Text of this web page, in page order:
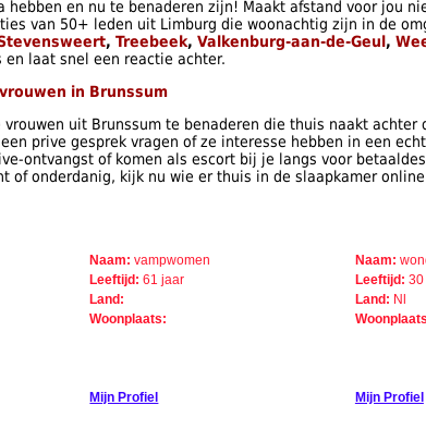
hebben en nu te benaderen zijn! Maakt afstand voor jou
van 50+ leden uit Limburg die woonachtig zijn in de
, Treebeek, Valkenburg-aan-de-Geul,
laat snel een reactie achter.
in Brunssum
uit Brunssum te benaderen die thuis naakt
prive gesprek vragen of ze interesse hebben in een
ontvangst of komen als escort bij je langs voor
of onderdanig, kijk nu wie er thuis in de slaapkamer
Naam: vampwomen
Leeftijd: 61 jaar
Land:
Woonplaats:
Mijn Profiel
Naam:
Leeftijd: 30
Land: Nl
Mijn Profiel